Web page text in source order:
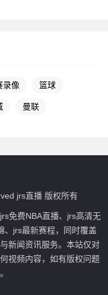
录像 篮球
曼联
jrs直播 版权所有
免费NBA直播、jrs高清无
、jrs最新赛程，同时覆盖
新闻资讯服务。本站仅对
视频内容，如有版权问题